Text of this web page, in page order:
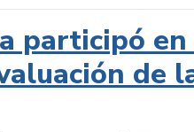
participó
de